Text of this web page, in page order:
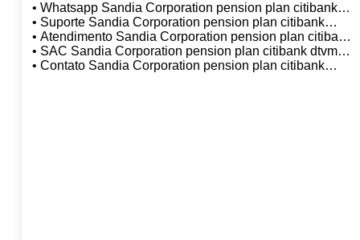
• Whatsapp Sandia Corporation pension plan citibank
dtvm sa
• Suporte Sandia Corporation pension plan citibank
dtvm sa
• Atendimento Sandia Corporation pension plan citibank
dtvm sa
• SAC Sandia Corporation pension plan citibank dtvm
sa
• Contato Sandia Corporation pension plan citibank